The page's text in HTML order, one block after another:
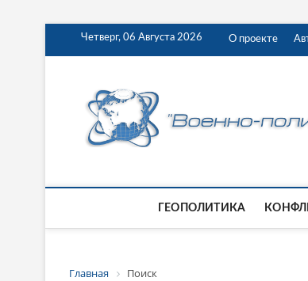
Четверг, 06 Августа 2026 О проекте
ГЕОПОЛИТИКА
Главная Поиск